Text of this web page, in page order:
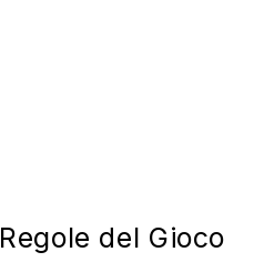
Regole del Gioco